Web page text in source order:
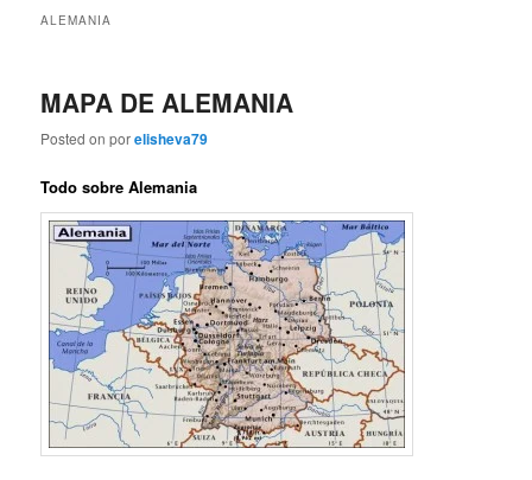
ALEMANIA
MAPA DE ALEMANIA
Posted onporelisheva79
Todo sobre Alemania